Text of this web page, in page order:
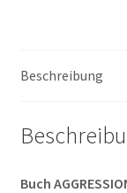
Menge
Beschreibung
Buch